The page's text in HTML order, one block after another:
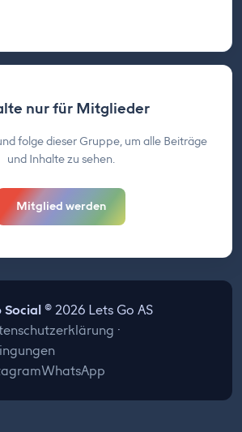
nur für Mitglieder
folge dieser Gruppe, um alle Beiträge
und Inhalte zu sehen.
Mitglied werden
Social© 2026 Lets Go AS
·
WhatsApp